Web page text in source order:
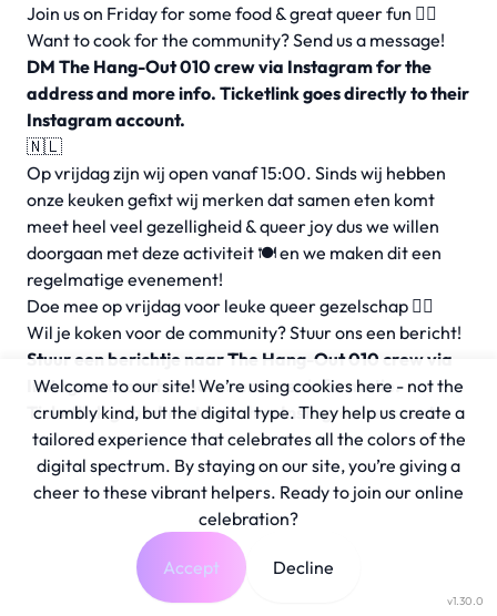
Join us on Friday for some food & great queer fun 🏳️‍🌈
Want to cook for the community? Send us a message!
DM The Hang-Out 010 crew via Instagram for the
address and more info. Ticketlink goes directly to their
Instagram account.
🇳🇱
Op vrijdag zijn wij open vanaf 15:00. Sinds wij hebben
onze keuken gefixt wij merken dat samen eten komt
meet heel veel gezelligheid & queer joy dus we willen
doorgaan met deze activiteit 🍽️ en we maken dit een
regelmatige evenement!
Doe mee op vrijdag voor leuke queer gezelschap 🏳️‍🌈
Wil je koken voor de community? Stuur ons een bericht!
Stuur een berichtje naar The Hang-Out 010 crew via
Instagram voor het adres en meer informatie.
Ticketlink gaat direct naar hun Instagram account.
v1.30.0
Welcome to our site! We’re using cookies here - not the
crumbly kind, but the digital type. They help us create a
tailored experience that celebrates all the colors of the
digital spectrum. By staying on our site, you’re giving a
cheer to these vibrant helpers. Ready to join our online
celebration?
Accept Decline